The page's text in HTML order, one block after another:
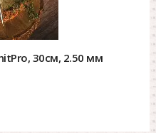
30см, 2.50 мм